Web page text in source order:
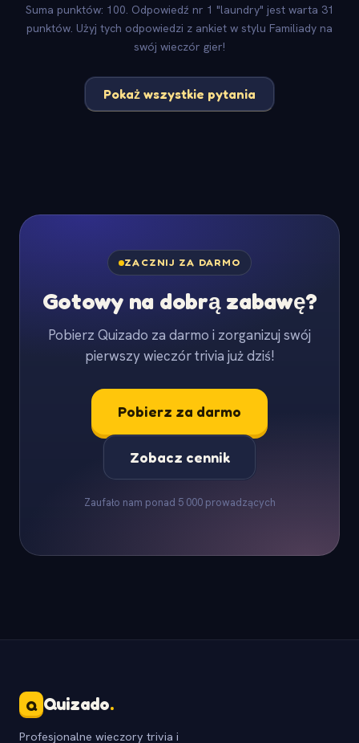
Suma punktów: 100. Odpowiedź nr 1 "laundry" jest warta 31
punktów. Użyj tych odpowiedzi z ankiet w stylu Familiady na
swój wieczór gier!
Pokaż wszystkie pytania
ZACZNIJ ZA DARMO
Gotowy na dobrą zabawę?
Pobierz Quizado za darmo i zorganizuj swój
pierwszy wieczór trivia już dziś!
Pobierz za darmo
Zobacz cennik
Zaufało nam ponad 5 000 prowadzących
Q Quizado.
Profesjonalne wieczory trivia i